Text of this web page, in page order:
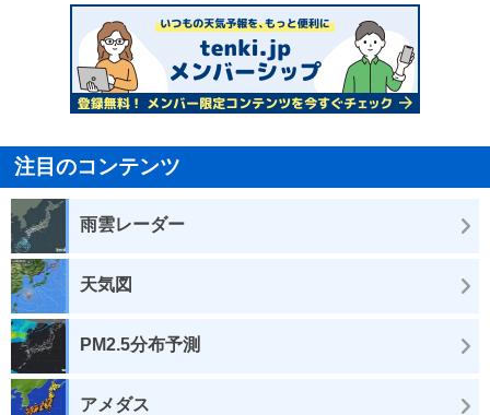
注目のコンテンツ
雨雲レーダー
天気図
PM2.5分布予測
アメダス